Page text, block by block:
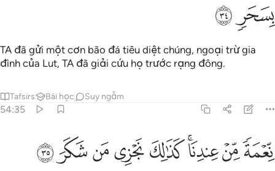
ﱴﱵ
TA đã gửi một cơn bão đá tiêu diệt chúng, ngoại trừ gia
đình của Lut, TA đã giải cứu họ trước rạng đông.
Tafsirs Bài học Suy ngẫm
54:35
نعمة من عندنا كذالك نجزي من شكر ٣٥
نِّعْمَةًۭ مِّنْ عِندِنَا ۚ كَذَٰلِكَ نَجْزِى مَن شَكَرَ ٣٥
ﱶﱷﱸﱹﱺﱻﱼﱽﱾ